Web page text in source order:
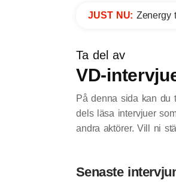
JUST NU: Zenergy
Ta del av
VD-
På denna sida kan du
dels läsa intervjuer
andra aktörer. Vill ni
Senaste